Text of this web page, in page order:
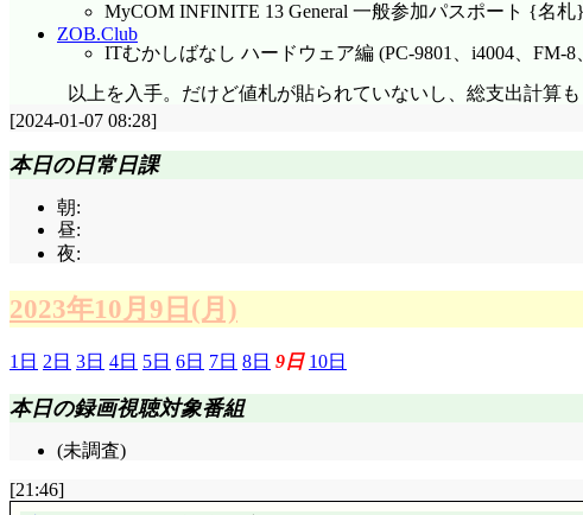
MyCOM INFINITE 13 General 一般参加パスポート {名札}
ZOB.Club
ITむかしばなし ハードウェア編 (PC-9801、i4004、FM-
以上を入手。だけど値札が貼られていないし、総支出計算
[2024-01-07 08:28]
本日の日常日課
朝:
昼:
夜:
2023年10月9日(月)
1日 2日 3日 4日 5日 6日 7日 8日 9日 10日
本日の録画視聴対象番組
(未調査)
[21:46]